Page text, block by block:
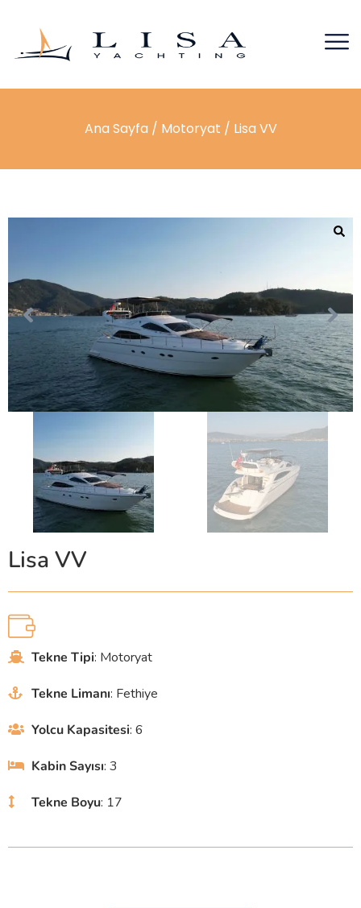
Ana Sayfa / Motoryat / Lisa VV
Lisa VV
Tekne Tipi: Motoryat
Tekne Limanı: Fethiye
Yolcu Kapasitesi: 6
Kabin Sayısı: 3
Tekne Boyu: 17